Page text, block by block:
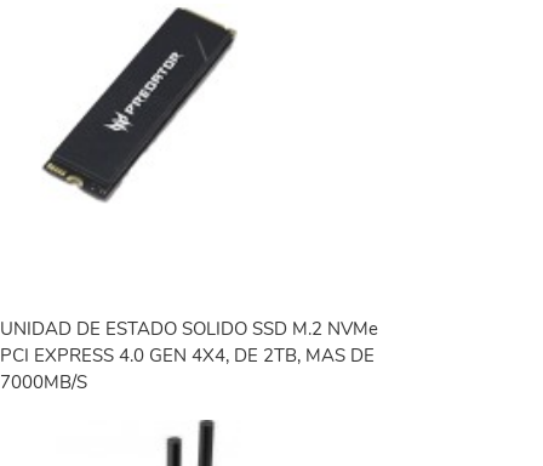
UNIDAD DE ESTADO SOLIDO SSD M.2 NVMe
PCI EXPRESS 4.0 GEN 4X4, DE 2TB, MAS DE
7000MB/S